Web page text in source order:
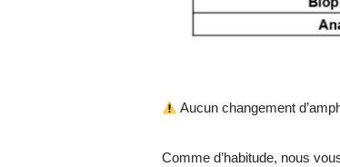
Aucun changement
Comme d’habitude, nous